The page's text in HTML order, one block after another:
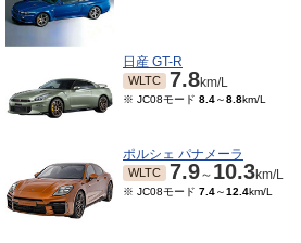
日産 GT-R
WLTC 7.8km/L
※ JC08モード 8.4～8.8km/L
ポルシェ パナメーラ
WLTC 7.9～ 10.3km/L
※ JC08モード 7.4～12.4km/L